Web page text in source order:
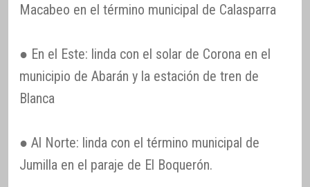
Macabeo en el término municipal de Calasparra
● En el Este: linda con el solar de Corona en el
municipio de Abarán y la estación de tren de
Blanca
● Al Norte: linda con el término municipal de
Jumilla en el paraje de El Boquerón.